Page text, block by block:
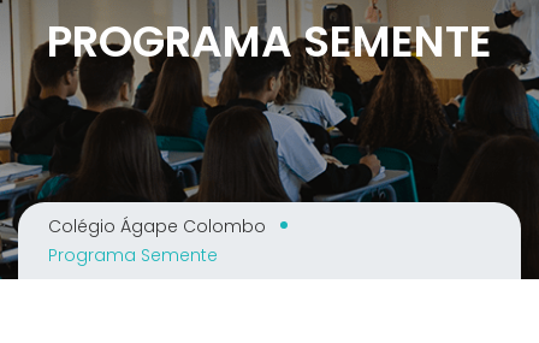
PROGRAMA SEMENTE
Colégio Ágape Colombo
Programa Semente